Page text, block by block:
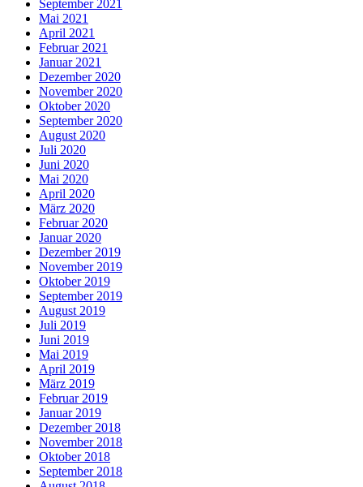
September 2021
Mai 2021
April 2021
Februar 2021
Januar 2021
Dezember 2020
November 2020
Oktober 2020
September 2020
August 2020
Juli 2020
Juni 2020
Mai 2020
April 2020
März 2020
Februar 2020
Januar 2020
Dezember 2019
November 2019
Oktober 2019
September 2019
August 2019
Juli 2019
Juni 2019
Mai 2019
April 2019
März 2019
Februar 2019
Januar 2019
Dezember 2018
November 2018
Oktober 2018
September 2018